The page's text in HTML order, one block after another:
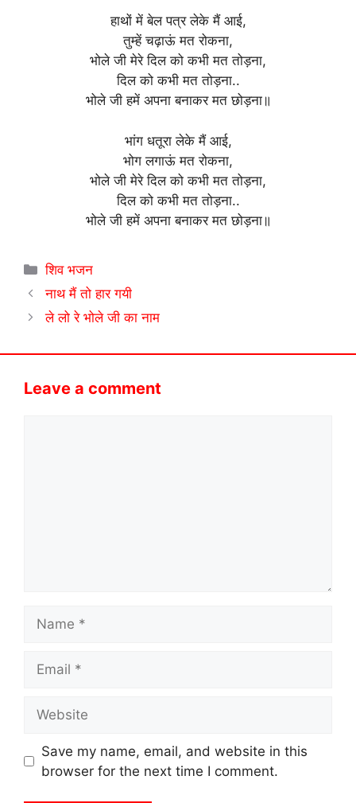
हाथों में बेल पत्र लेके मैं आई,
तुम्हें चढ़ाऊं मत रोकना,
भोले जी मेरे दिल को कभी मत तोड़ना,
दिल को कभी मत तोड़ना..
भोले जी हमें अपना बनाकर मत छोड़ना॥
भांग धतूरा लेके मैं आई,
भोग लगाऊं मत रोकना,
भोले जी मेरे दिल को कभी मत तोड़ना,
दिल को कभी मत तोड़ना..
भोले जी हमें अपना बनाकर मत छोड़ना॥
Categories
शिव भजन
नाथ मैं तो हार गयी
ले लो रे भोले जी का नाम
Leave a comment
Save my name, email, and website in this
browser for the next time I comment.